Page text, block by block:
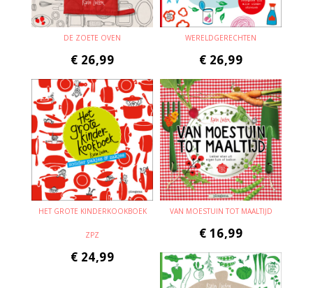
DE ZOETE OVEN
€ 26,99
WERELDGERECHTEN
€ 26,99
HET GROTE KINDERKOOKBOEK
ZPZ
€ 24,99
VAN MOESTUIN TOT MAALTIJD
€ 16,99